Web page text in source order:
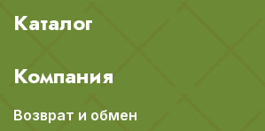
Каталог
Компания
Возврат и обмен